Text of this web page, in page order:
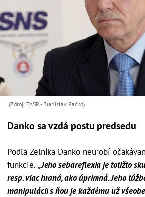
(Zdroj: TASR - Branislav Račko)
Danko sa vzdá postu predsedu
Podľa Zelníka Danko neurobí
funkcie. „Jeho sebareflexia je totižto
resp. viac hraná, ako úprimná. Jeho
manipulácii s ňou je každému už